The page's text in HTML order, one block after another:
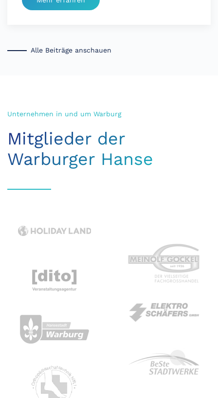
Alle Beiträge anschauen
Unternehmen in und um Warburg
Mitglieder der
Warburger Hanse